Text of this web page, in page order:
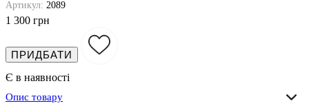
Артикул: 2089
1 300 грн
ПРИДБАТИ
Є в наявності
Опис товару